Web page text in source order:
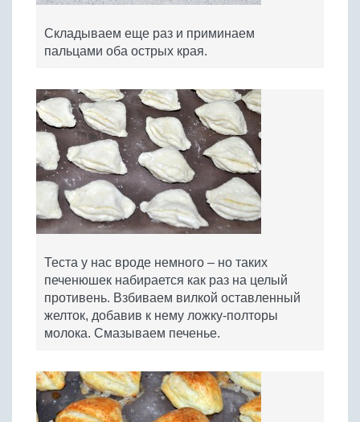
Складываем еще раз и приминаем
пальцами оба острых края.
Теста у нас вроде немного – но таких
печенюшек набирается как раз на целый
противень. Взбиваем вилкой оставленный
желток, добавив к нему ложку-полторы
молока. Смазываем печенье.